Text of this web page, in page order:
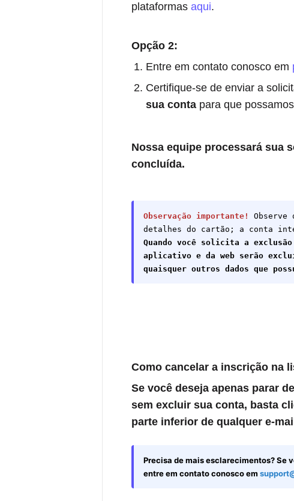
plataformas aqui.
Opção 2:
Entre em contato conosco em
Certifique-se de enviar a
sua conta para que
Nossa equipe processará sua
concluída.
Observação importante!
Observe
detalhes do cartão; a conta
Quando você solicita a
aplicativo e da web serão
quaisquer outros dados que
Como cancelar a inscrição na
Se você deseja apenas parar
sem excluir sua conta, basta
parte inferior de qualquer e-
Precisa de mais esclarecimentos?Se
entre em contato conosco em